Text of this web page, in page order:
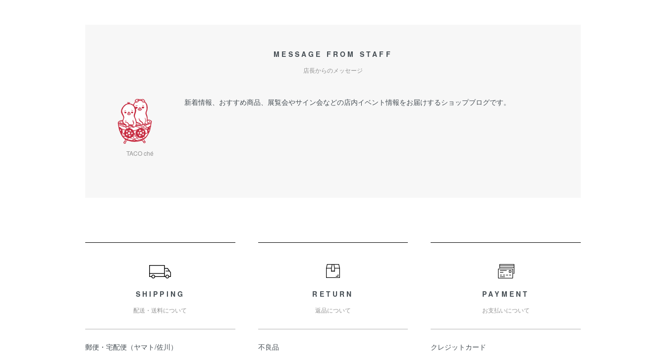
MESSAGE FROM STAFF
店長からのメッセージ
TACO ché
新着情報、おすすめ商品、展覧会やサイン会などの店内イベント情報をお届けするショップブログです。
SHIPPING
配送・送料について
郵便・宅配便（ヤマト/佐川）
RETURN
返品について
不良品
PAYMENT
お支払いについて
クレジットカード